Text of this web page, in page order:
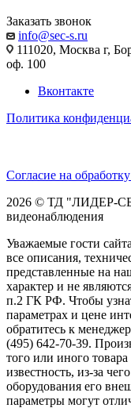
Заказать звонок
info@sec-s.ru
111020, Москва г,
оф. 100
Вконтакте
Политика
Согласие на
2026 © ТД "ЛИДЕР-
видеонаблюдения
Уважаемые гости
все описания,
представленные на
характер и не
п.2 ГК РФ. Чтобы
параметрах и цене
обратитесь к
(495) 642-70-39.
того или иного
известность, из-за
оборудования его
параметры могут